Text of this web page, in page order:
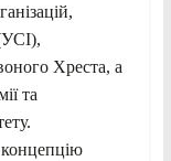
Хреста, а
та